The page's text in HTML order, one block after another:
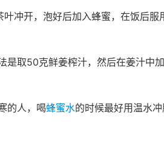
冲开，泡好后加入蜂蜜，在饭后
是取50克鲜姜榨汁，然后在姜汁中
的人，喝蜂蜜水的时候最好用温水冲